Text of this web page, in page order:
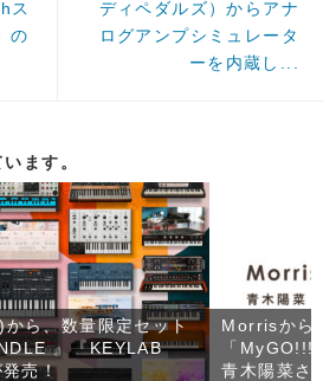
ス
の
ディペダルズ）からアナ
ログアンプシミュレータ
ーを内蔵し...
ます。
ら、数量限定セット
』『KEYLAB
売！
Morrisから
「
青木陽菜さ